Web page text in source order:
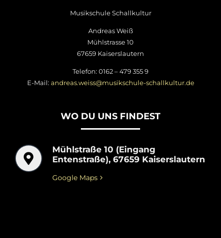
Musikschule Schallkultur
Andreas Weiß
Mühlstrasse 10
67659 Kaiserslautern
Telefon: 0162 – 479 355 9
E-Mail: andreas.weiss@musikschule-schallkultur.de
WO DU UNS FINDEST
Mühlstraße 10 (Eingang
Entenstraße), 67659 Kaiserslautern
Google Maps